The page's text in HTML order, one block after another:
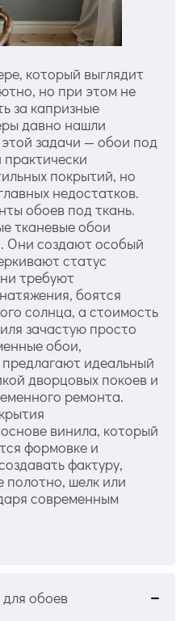
который выглядит
но при этом не
за капризные
давно нашли
задачи — обои под
практически
покрытий, но
недостатков.
обоев под ткань.
тканевые обои
Они создают особый
статус
требуют
боятся
солнца, а стоимость
зачастую просто
обои,
идеальный
дворцовых покоев и
ремонта.
винила, который
формовке и
фактуру,
шелк или
современным
обоев